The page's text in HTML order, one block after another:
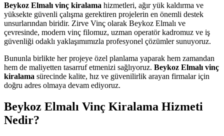
Beykoz Elmalı vinç kiralama hizmetleri, ağır yük kaldırma ve
yüksekte güvenli çalışma gerektiren projelerin en önemli destek
unsurlarından biridir. Zirve Vinç olarak Beykoz Elmalı ve
çevresinde, modern vinç filomuz, uzman operatör kadromuz ve iş
güvenliği odaklı yaklaşımımızla profesyonel çözümler sunuyoruz.
Bununla birlikte her projeye özel planlama yaparak hem zamandan
hem de maliyetten tasarruf etmenizi sağlıyoruz. Beykoz Elmalı vinç
kiralama sürecinde kalite, hız ve güvenilirlik arayan firmalar için
doğru adres olmaya devam ediyoruz.
Beykoz Elmalı Vinç Kiralama Hizmeti
Nedir?